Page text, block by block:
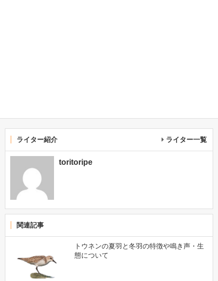
ライター紹介 ライター一覧
toritoripe
関連記事
トウネンの夏羽と冬羽の特徴や鳴き声・生
態について